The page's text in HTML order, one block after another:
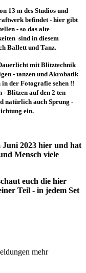
13 m des Studios und
befindet - hier gibt
- so das alte
sind in diesem
Ballett und Tanz.
mit Blitztechnik
- tanzen und Akrobatik
in der Fotografie sehen !!
Blitzen auf den 2 ten
natürlich auch Sprung -
ein.
2023 hier und hat
Mensch viele
euch die hier
Teil - in jedem Set
mehr